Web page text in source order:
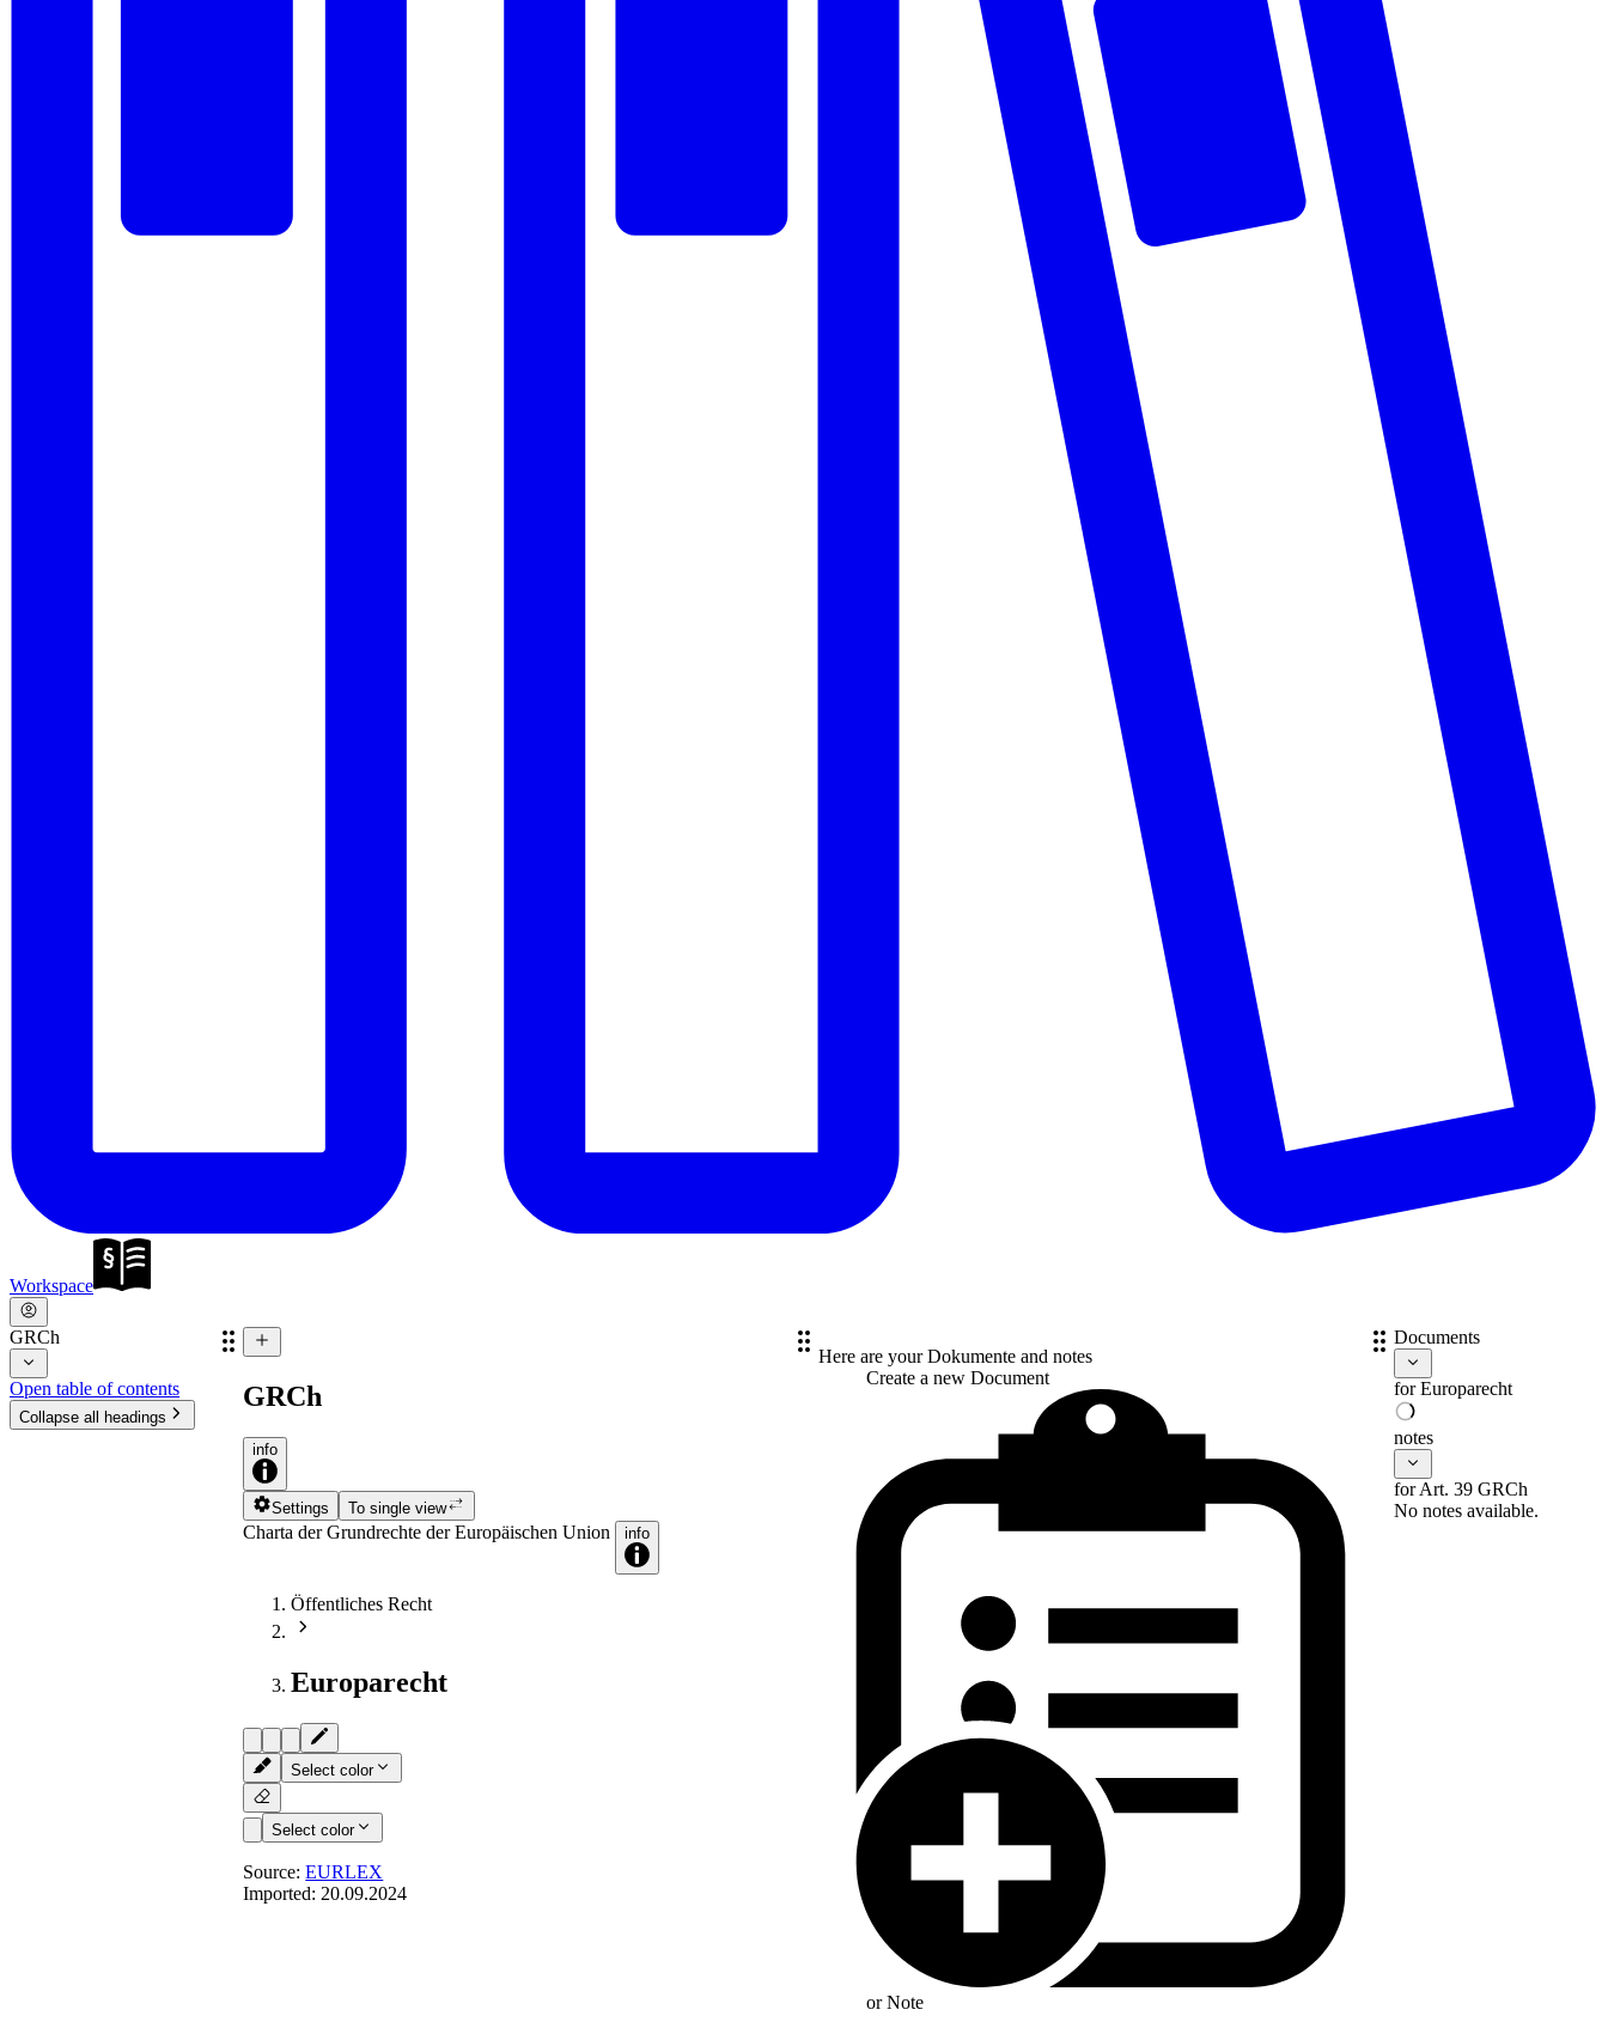
Workspace
GRCh
Open table of contents
Collapse all headings
GRCh
info
Settings To single view
Charta der Grundrechte der Europäischen Union info
Öffentliches Recht
Europarecht
Select color
Select color
Source:EURLEX
Imported: 20.09.2024
Here are your Dokumente and notes
Create a new Document
orNote
Documents
forEuroparecht
notes
for Art. 39 GRCh
No notes available.